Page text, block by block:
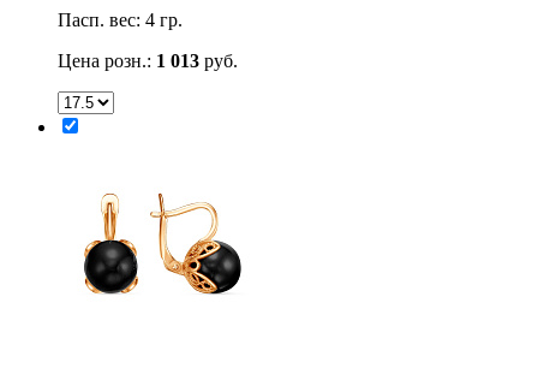
Пасп. вес: 4 гр.
Цена розн.: 1 013 руб.